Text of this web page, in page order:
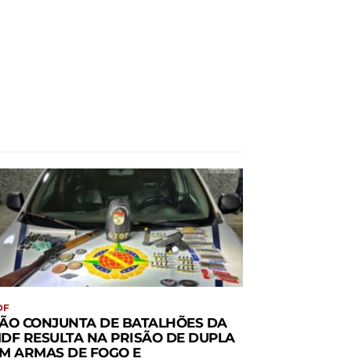
CONJUNTA DE BATALHÕES DA
RESULTA NA PRISÃO DE DUPLA
ARMAS DE FOGO E